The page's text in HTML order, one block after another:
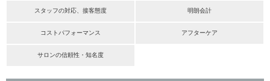
スタッフの対応、接客態度 明朗会計
コストパフォーマンス アフターケア
サロンの信頼性・知名度